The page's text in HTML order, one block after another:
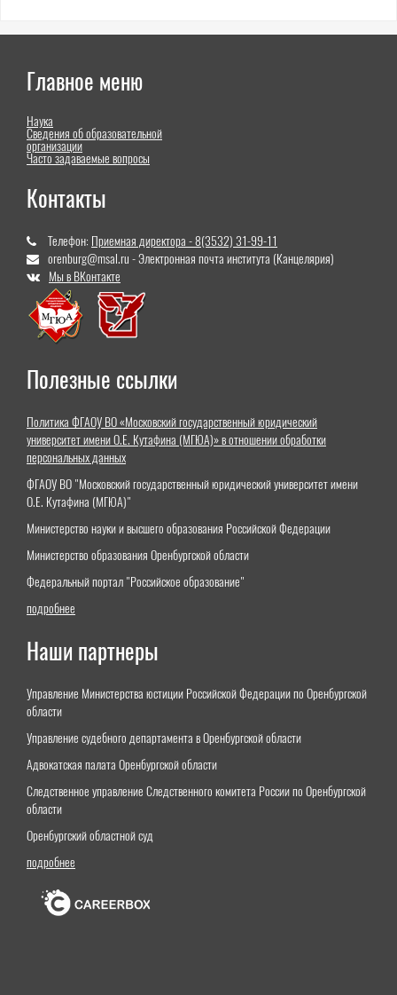
Главное меню
Наука
Сведения об образовательной
организации
Часто задаваемые вопросы
Контакты
Телефон: Приемная директора - 8(3532) 31-99-11
orenburg@msal.ru - Электронная почта института (Канцелярия)
Мы в ВКонтакте
Полезные ссылки
Политика ФГАОУ ВО «Московский государственный юридический
университет имени О.Е. Кутафина (МГЮА)» в отношении обработки
персональных данных
ФГАОУ ВО "Московский государственный юридический университет имени
О.Е. Кутафина (МГЮА)"
Министерство науки и высшего образования Российской Федерации
Министерство образования Оренбургской области
Федеральный портал "Российское образование"
подробнее
Наши партнеры
Управление Министерства юстиции Российской Федерации по Оренбургской
области
Управление судебного департамента в Оренбургской области
Адвокатская палата Оренбургской области
Следственное управление Следственного комитета России по Оренбургской
области
Оренбургский областной суд
подробнее